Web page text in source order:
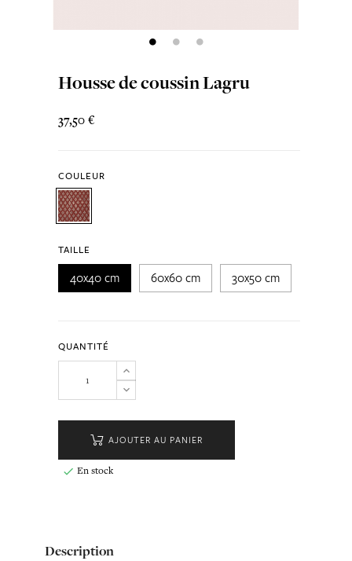
Housse de coussin Lagru
37,50 €
COULEUR
TAILLE
40x40 cm 60x60 cm 30x50 cm
QUANTITÉ
AJOUTER AU PANIER
 En stock
Description